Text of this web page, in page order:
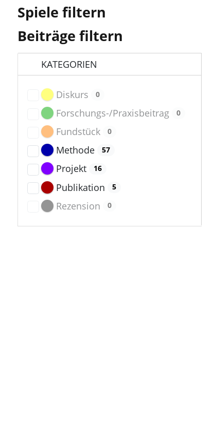
Spiele filtern
Beiträge filtern
KATEGORIEN
Diskurs 0
Forschungs-/Praxisbeitrag 0
Fundstück 0
Methode 57
Projekt 16
Publikation 5
Rezension 0